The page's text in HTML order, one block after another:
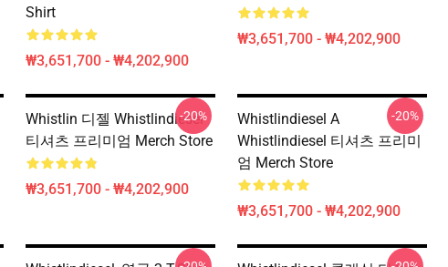
Shirt
₩3,651,700 - ₩4,202,900
₩3,651,700 - ₩4,202,900
Whistlin 디젤 Whistlindiesel
티셔츠 프리미엄 Merch Store
₩3,651,700 - ₩4,202,900
-20%
Whistlindiesel A
Whistlindiesel 티셔츠 프리미
엄 Merch Store
₩3,651,700 - ₩4,202,900
-20%